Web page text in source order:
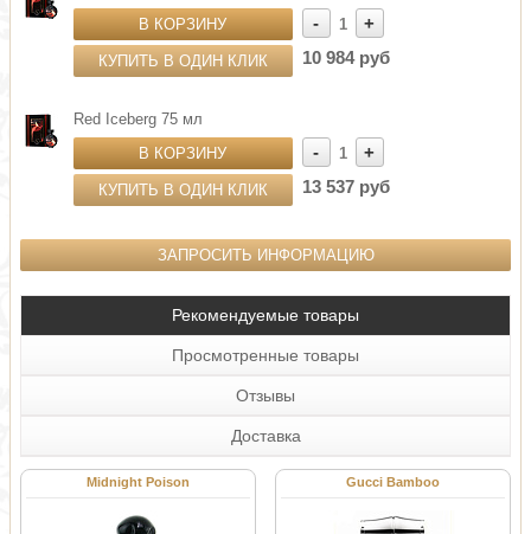
В КОРЗИНУ
КУПИТЬ В ОДИН КЛИК
- 1
+
10 984 руб
Red Iceberg 75 мл
В КОРЗИНУ
КУПИТЬ В ОДИН КЛИК
- 1
+
13 537 руб
ЗАПРОСИТЬ ИНФОРМАЦИЮ
Рекомендуемые товары
Просмотренные товары
Отзывы
Доставка
Midnight Poison Gucci Bamboo